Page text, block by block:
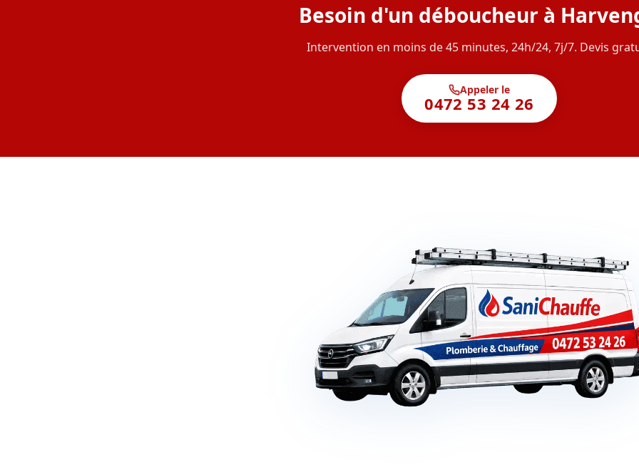
Besoin d'un déboucheur à
Intervention en moins de 45 minutes, 24h/24, 7j/7. Devis
Appeler le
0472 53 24 26